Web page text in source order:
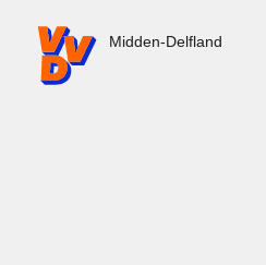
VVD.nl - Ga naar de homepage
Midden-Delfland